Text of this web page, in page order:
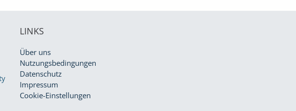
LINKS
Über uns
Nutzungsbedingungen
Datenschutz
Impressum
Cookie-Einstellungen